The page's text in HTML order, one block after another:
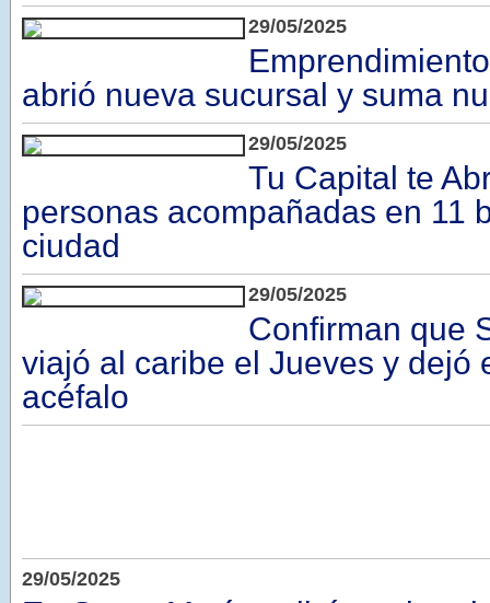
29/05/2025
abrió nueva sucursal y suma
29/05/2025
Tu Capital te
personas acompañadas en 11
ciudad
29/05/2025
Confirman que
viajó al caribe el Jueves y dejó
acéfalo
29/05/2025